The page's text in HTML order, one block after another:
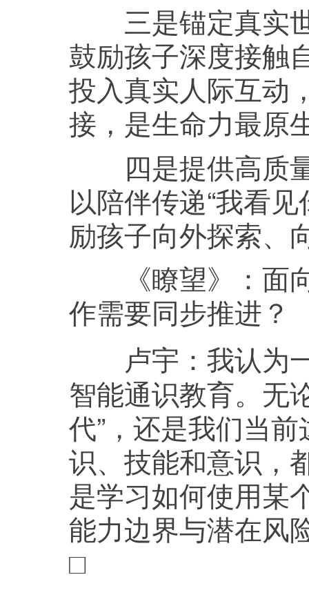
三是锚定真实世
鼓励孩子深度接触
投入真实人际互动
接，是生命力最原
四是提供高质量
以陪伴传递“我看
励孩子向外探索、
《瞭望》： 面
作需要同步推进？
卢宇： 我认为
智能通识教育。无
代”，还是我们当
识、技能和意识，
是学习如何使用某
能力边界与潜在风
□